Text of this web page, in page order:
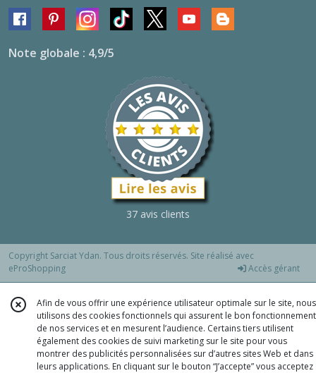
Note globale : 4,9/5
37 avis clients
Copyright Sarciat Ydan. Tous droits réservés. Site réalisé avec
eProShopping
Accès gérant
Afin de vous offrir une expérience utilisateur optimale sur le site, nous
utilisons des cookies fonctionnels qui assurent le bon fonctionnement
de nos services et en mesurent l’audience. Certains tiers utilisent
également des cookies de suivi marketing sur le site pour vous
montrer des publicités personnalisées sur d’autres sites Web et dans
leurs applications. En cliquant sur le bouton “J’accepte” vous acceptez